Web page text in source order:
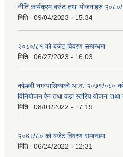
नीति,कार्यक्रम,बजेट तथा योजनाहरु
मिति : 09/04/2023 - 15:34
२०८०/८१ को बजेट विवरण सम्बन्धमा
मिति : 06/27/2023 - 16:03
कोल्हवी नगरपालिकाको आ.व. २०७९/०८०
विनियोजन ऐेन तथा वडा स्तरिय योजना
मिति : 08/01/2022 - 17:19
२०७९/८० को बजेट विवरण सम्बन्धमा
मिति : 06/24/2022 - 12:31